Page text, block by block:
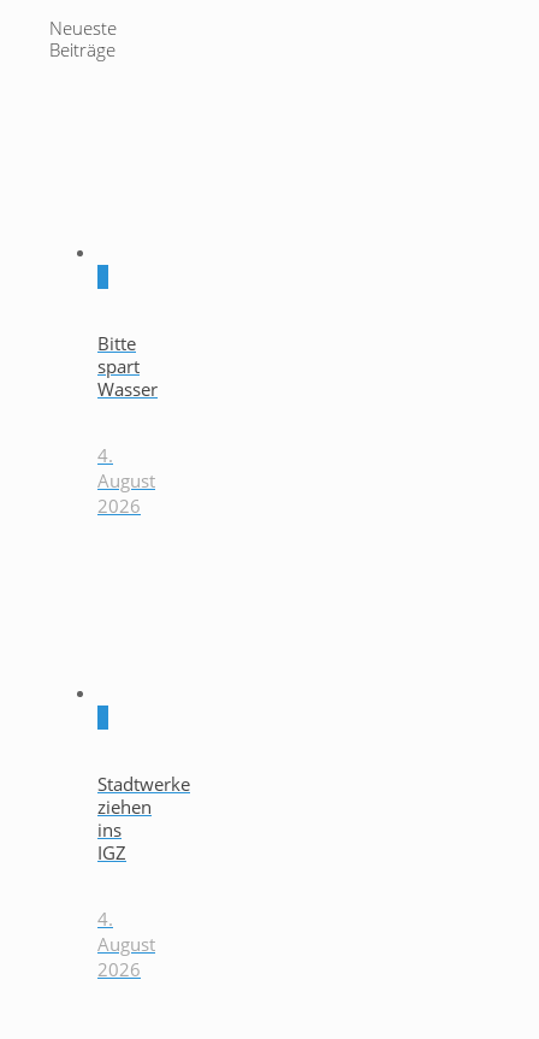
Neueste
Beiträge
Bitte
spart
Wasser
4.
August
2026
Stadtwerke
ziehen
ins
IGZ
4.
August
2026